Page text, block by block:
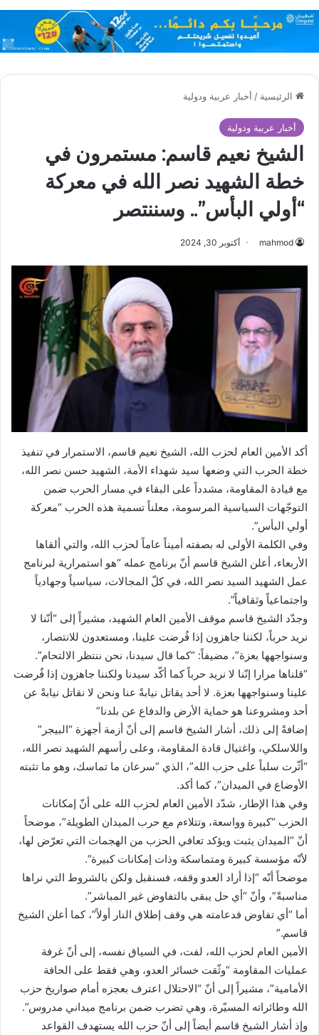
الرئيسية / أخبار عربية ودولية
أخبار عربية ودولية
الشيخ نعيم قاسم: مستمرون في
خطة الشهيد نصر الله في معركة
“أولي البأس”.. وسننتصر
mahmod أكتوبر 30, 2024
أكد الأمين العام لحزب الله، الشيخ نعيم قاسم، الاستمرار في تنفيذ
خطة الحرب التي وضعها سيد شهداء الأمة، الشهيد حسن نصر الله،
مع قيادة المقاومة، مشدداً على البقاء في مسار الحرب ضمن
التوجّهات السياسية المرسومة، معلناً تسمية هذه الحرب “معركة
أولي البأس”.
وفي الكلمة الأولى له بصفته أميناً عاماً لحزب الله، والتي ألقاها
الأربعاء، أعلن الشيخ قاسم أنّ برنامج عمله “هو استمرارية لبرنامج
عمل الشهيد السيد نصر الله، في كلّ المجالات، سياسياً وجهادياً
واجتماعياً وثقافياً”.
وجدّد الشيخ قاسم موقف الأمين العام الشهيد، مشيراً إلى “أنّنا لا
نريد حرباً، لكننا جاهزون إذا فُرضت علينا، ومستعدون للانتصار،
وسنواجهها بعزة”، مضيفاً: “كما قال سيدنا، نحن ننتظر الالتحام”.
“قلناها مرارا إنّنا لا نريد حرباً كما أكّد سيدنا ولكننا جاهزون إذا فٌرضت
علينا وسنواجهها بعزة. لا أحد يقاتل نيابةً عنا ونحن لا نقاتل نيابةً عن
أحد ومشروعنا هو حماية الأرض والدفاع عن بلدنا”
إضافةً إلى ذلك، أشار الشيخ قاسم إلى أنّ أزمة أجهزة “البيجر”
واللاسلكي، واغتيال قادة المقاومة، وعلى رأسهم الشهيد نصر الله،
“أثّرت سلباً على حزب الله”، الذي “سرعان ما تماسك، وهو ما تثبته
الأوضاع في الميدان”، كما أكد.
وفي هذا الإطار، شدّد الأمين العام لحزب الله على أنّ إمكانات
الحزب “كبيرة وواسعة، وتتلاءم مع حرب الميدان الطويلة”، موضحاً
أنّ “الميدان يثبت ويؤكد تعافي الحزب من الهجمات التي تعرّض لها،
لأنّه مؤسسة كبيرة ومتماسكة وذات إمكانات كبيرة”.
موضحاً أنّه “إذا أراد العدو وقفه، فسنقبل ولكن بالشروط التي نراها
مناسبةً”، وأنّ “أي حل يبقى بالتفاوض غير المباشر”.
أما “أي تفاوض فدعامته هي وقف إطلاق النار أولاً”، كما أعلن الشيخ
قاسم.”
الأمين العام لحزب الله، لفت، في السياق نفسه، إلى أنّ غرفة
عمليات المقاومة “وثّقت خسائر العدو، وهي فقط على الحافة
الأمامية”، مشيراً إلى أنّ “الاحتلال اعترف بعجزه أمام صواريخ حزب
الله وطائراته المسيّرة، وهي تضرب ضمن برنامج ميداني مدروس”.
وإذ أشار الشيخ قاسم أيضاً إلى أنّ حزب الله يستهدف القواعد